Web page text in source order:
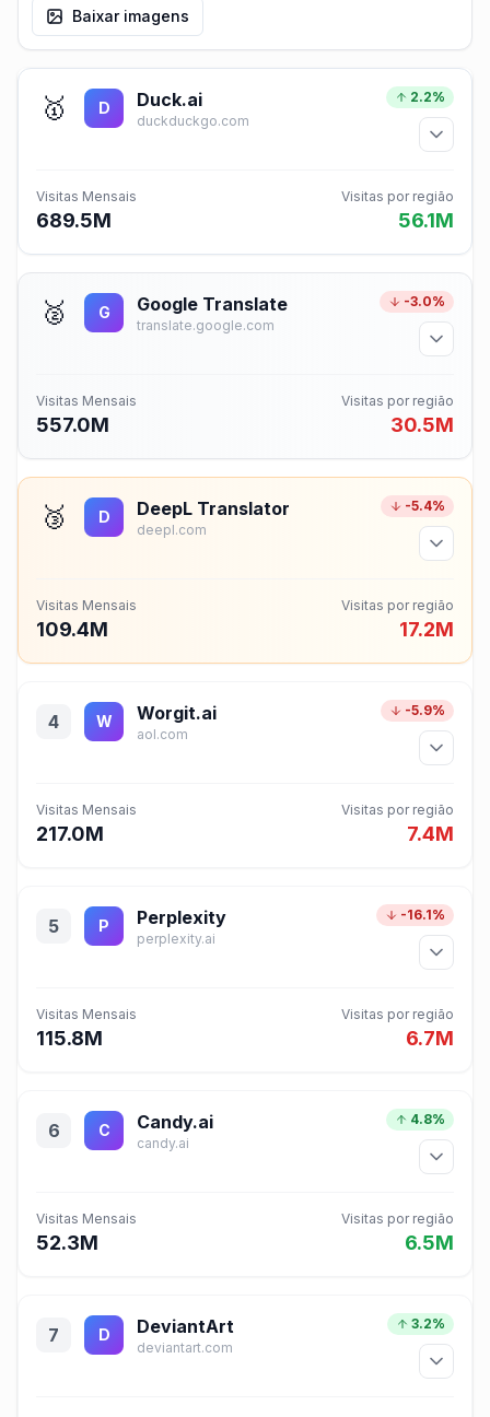
Baixar imagens
🥇 D Duck.ai
duckduckgo.com
2.2%
Visitas Mensais
689.5M
Visitas por região
56.1M
🥈 G Google Translate
translate.google.com
-3.0%
Visitas Mensais
557.0M
Visitas por região
30.5M
🥉 D DeepL Translator
deepl.com
-5.4%
Visitas Mensais
109.4M
Visitas por região
17.2M
4 W Worgit.ai
aol.com
-5.9%
Visitas Mensais
217.0M
Visitas por região
7.4M
5 P Perplexity
perplexity.ai
-16.1%
Visitas Mensais
115.8M
Visitas por região
6.7M
6 C Candy.ai
candy.ai
4.8%
Visitas Mensais
52.3M
Visitas por região
6.5M
7 D DeviantArt
deviantart.com
3.2%